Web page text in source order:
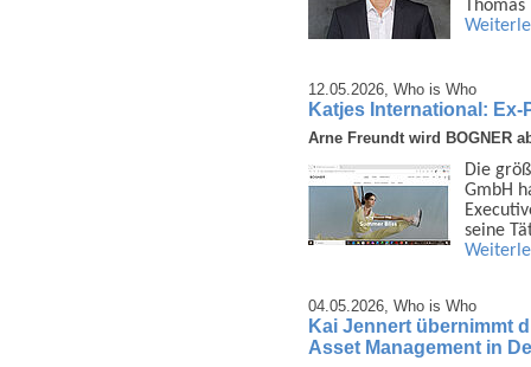
12.05.2026, Who is Who
Katjes International: Ex-
Arne Freundt wird BOGNER
Die
GmbH
seine
04.05.2026, Who is Who
Kai Jennert übernimmt
Asset Management in